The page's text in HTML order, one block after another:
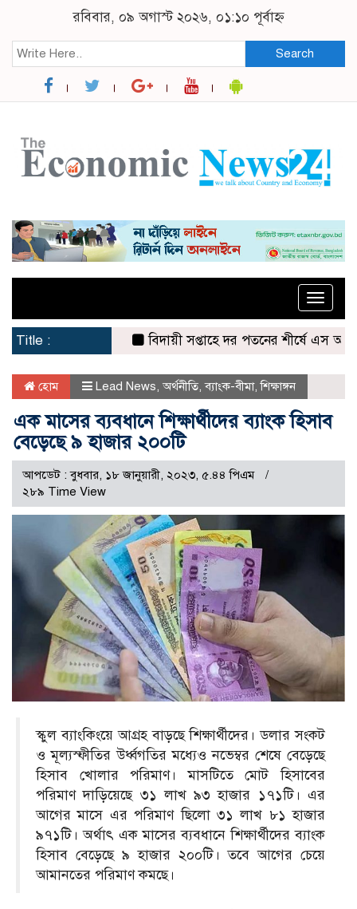
রবিবার, ০৯ অগাস্ট ২০২৬, ০১:১০ পূর্বাহ্ন
Search
Toggle
Title :
বিদায়ী সপ্তাহে দর পতনের শীর্ষে এস আলম
হোম Lead News অর্থনীতি ,ব্যাংক-বীমা,শিক্ষাঙ্গন
এক মাসের ব্যবধানে শিক্ষার্থীদের ব্যাংক হিসাব
বেড়েছে ৯ হাজার ২০০টি
আপডেট : বুধবার, ১৮ জানুয়ারী, ২০২৩, ৫.৪৪ পিএম
২৮৯ Time View
স্কুল ব্যাংকিংয়ে আগ্রহ বাড়ছে শিক্ষার্থীদের। ডলার সংকট
ও মূল্যস্ফীতির উর্ধ্বগতির মধ্যেও নভেম্বর শেষে বেড়েছে
হিসাব খোলার পরিমাণ। মাসটিতে মোট হিসাবের
পরিমাণ দাড়িয়েছে ৩১ লাখ ৯৩ হাজার ১৭১টি। এর
আগের মাসে এর পরিমাণ ছিলো ৩১ লাখ ৮১ হাজার
৯৭১টি। অর্থাৎ এক মাসের ব্যবধানে শিক্ষার্থীদের ব্যাংক
হিসাব বেড়েছে ৯ হাজার ২০০টি। তবে আগের চেয়ে
আমানতের পরিমাণ কমছে।